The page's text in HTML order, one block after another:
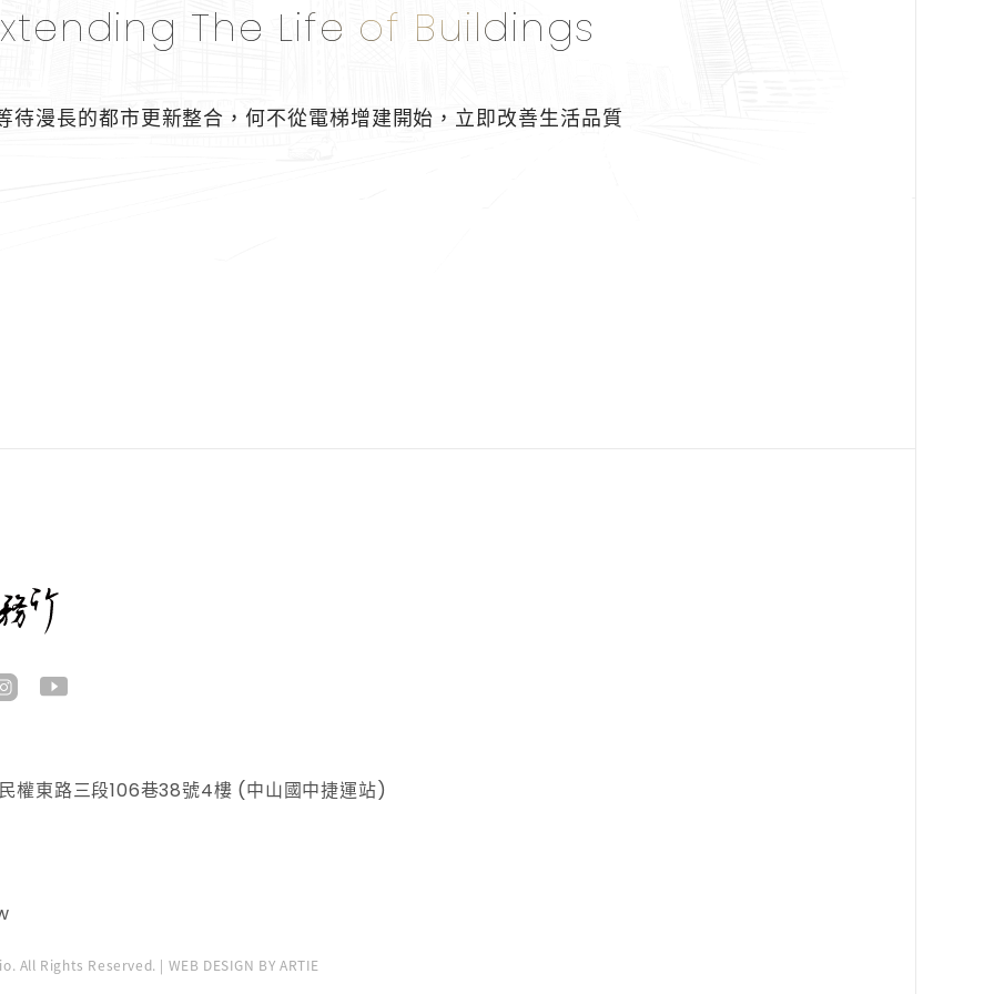
The Life of Buildings
待漫長的都市更新整合， 何不從電梯增建開始， 立即改善生活品質
權東路三段106巷38號4樓 (中山國中捷運站)
All Rights Reserved. | WEB DESIGN BY ARTIE